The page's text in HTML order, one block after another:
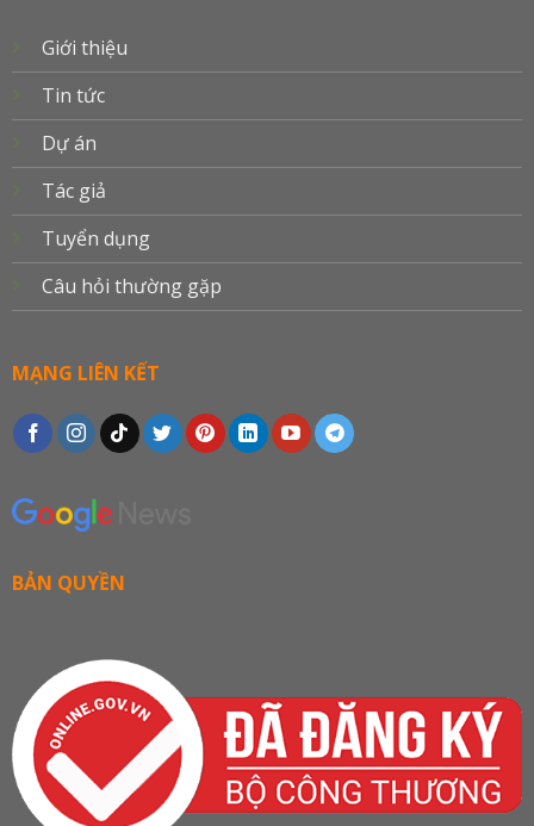
Giới thiệu
Tin tức
Dự án
Tác giả
Tuyển dụng
Câu hỏi thường gặp
MẠNG LIÊN KẾT
BẢN QUYỀN